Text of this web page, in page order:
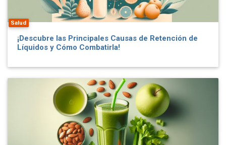
Salud
¡Descubre las Principales Causas de Retención de
Líquidos y Cómo Combatirla!